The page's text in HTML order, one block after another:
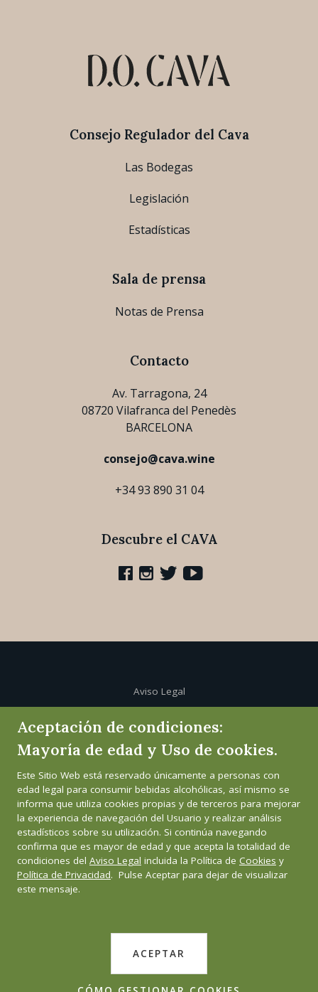
Consejo Regulador del Cava
Las Bodegas
Legislación
Estadísticas
Sala de prensa
Notas de Prensa
Contacto
Av. Tarragona, 24
08720 Vilafranca del Penedès
BARCELONA
consejo@cava.wine
+34 93 890 31 04
Descubre el CAVA
Aviso Legal
Política de cookies
Política de privacidad
Canal de informante
Aceptación de condiciones:
Mayoría de edad y Uso de cookies.
Este Sitio Web está reservado únicamente a personas con
edad legal para consumir bebidas alcohólicas, así mismo se
informa que utiliza cookies propias y de terceros para mejorar
la experiencia de navegación del Usuario y realizar análisis
estadísticos sobre su utilización. Si continúa navegando
confirma que es mayor de edad y que acepta la totalidad de
condiciones del Aviso Legal incluida la Política de Cookies y
Política de Privacidad. Pulse Aceptar para dejar de visualizar
este mensaje.
ACEPTAR